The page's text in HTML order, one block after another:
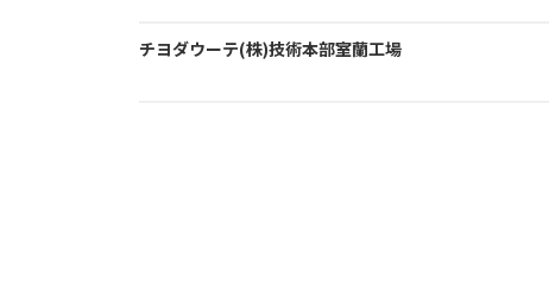
チヨダウーテ(株)技術本部室蘭工場